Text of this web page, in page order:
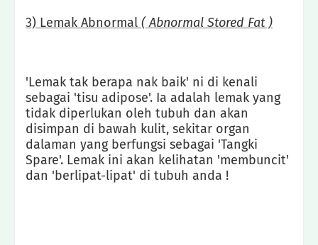
3) Lemak Abnormal ( Abnormal Stored Fat )
'Lemak tak berapa nak baik' ni di kenali
sebagai 'tisu adipose'. Ia adalah lemak yang
tidak diperlukan oleh tubuh dan akan
disimpan di bawah kulit, sekitar organ
dalaman yang berfungsi sebagai 'Tangki
Spare'. Lemak ini akan kelihatan 'membuncit'
dan 'berlipat-lipat' di tubuh anda !